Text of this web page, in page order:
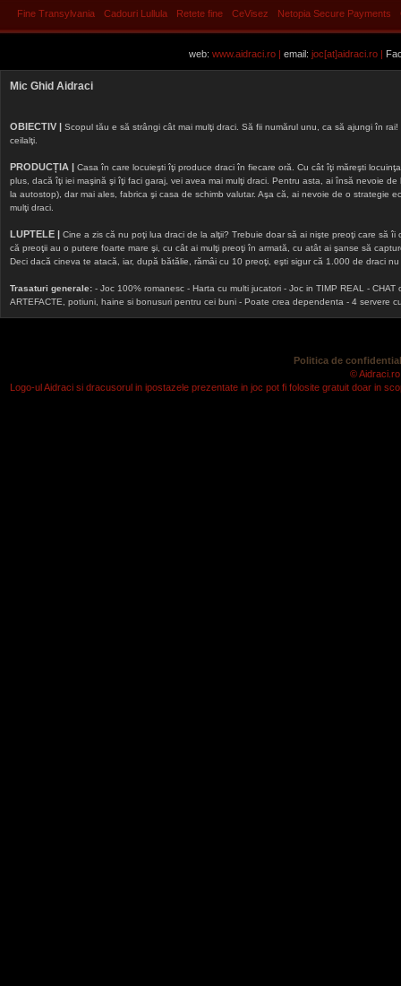
Fine Transylvania Cadouri Lullula Retete fine CeVisez Netopia Secure Payments
web: www.aidraci.ro | email: joc[at]aidraci.ro |
Mic Ghid Aidraci
OBIECTIV | Scopul tău e să strângi cât mai mulţi draci. Să fii numărul unu, ca să ajungi în
ceilalţi.
PRODUCȚIA | Casa în care locuieşti îţi produce draci în fiecare oră. Cu cât îţi măreşti
plus, dacă îţi iei maşină şi îţi faci garaj, vei avea mai mulţi draci. Pentru asta, ai însă nevoie
la autostop), dar mai ales, fabrica şi casa de schimb valutar. Aşa că, ai nevoie de o strategie
mulţi draci.
LUPTELE | Cine a zis că nu poţi lua draci de la alţii? Trebuie doar să ai nişte preoţi care să
că preoţii au o putere foarte mare şi, cu cât ai mulţi preoţi în armată, cu atât ai şanse să
Deci dacă cineva te atacă, iar, după bătălie, rămâi cu 10 preoţi, eşti sigur că 1.000 de draci
Trasaturi generale: - Joc 100% romanesc - Harta cu multi jucatori - Joc in TIMP REAL -
ARTEFACTE, potiuni, haine si bonusuri pentru cei buni - Poate crea dependenta - 4 servere
Politica de
©
Logo-ul Aidraci si dracusorul in ipostazele prezentate in joc pot fi folosite gratuit doar in